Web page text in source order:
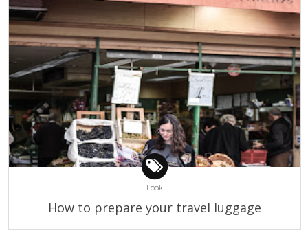
Look
How to prepare your travel luggage